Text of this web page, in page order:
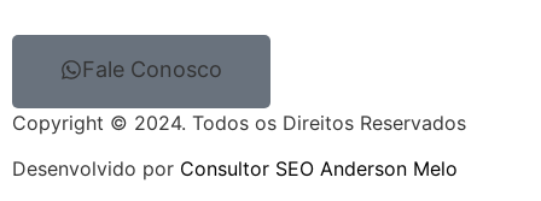
Fale Conosco
Desenvolvido por Consultor SEO Anderson Melo
Copyright © 2024. Todos os Direitos Reservados